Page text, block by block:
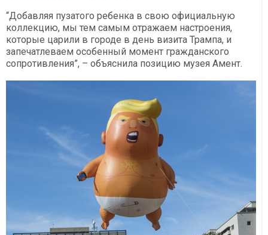
“Добавляя пузатого ребенка в свою официальную
коллекцию, мы тем самым отражаем настроения,
которые царили в городе в день визита Трампа, и
запечатлеваем особенный момент гражданского
сопротивления”, – объяснила позицию музея Амент.